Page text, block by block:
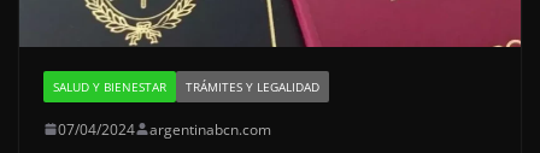
SALUD Y BIENESTAR TRÁMITES Y LEGALIDAD
07/04/2024 argentinabcn.com